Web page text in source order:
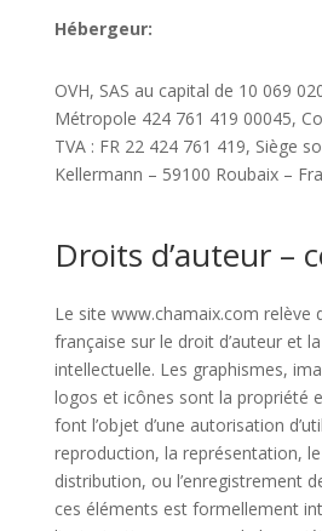
Hébergeur:
OVH, SAS au capital de 10 069
Métropole 424 761 419 00045,
TVA : FR 22 424 761 419, Siège
Kellermann – 59100 Roubaix –
Droits d’auteur –
Le site www.chamaix.com relève
française sur le droit d’auteur et
intellectuelle. Les graphismes,
logos et icônes sont la propriété
font l’objet d’une autorisation
reproduction, la représentation,
distribution, ou l’enregistrement
ces éléments est formellement